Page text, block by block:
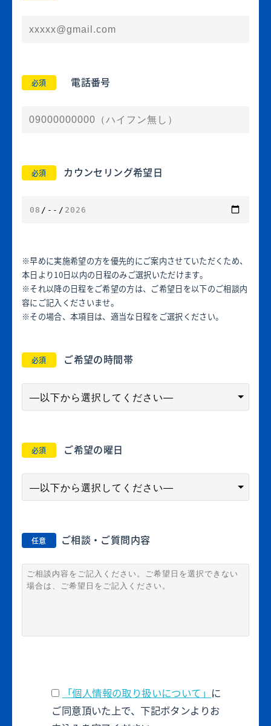
必須 電話番号
必須 カウンセリング希望日
※早めに実施希望の方を優先的にご案内させていただくため、
本日より10日以内の日程のみご選択いただけます。
※それ以降の日程をご希望の方は、ご希望日を以下のご相談内
容にご記入くださいませ。
※その場合、本項目は、適当な日程をご選択ください。
必須 ご希望の時間帯
必須 ご希望の曜日
任意 ご相談・ご質問内容
「個人情報の取り扱いについて」 に
ご同意頂いた上で、下記ボタンよりお